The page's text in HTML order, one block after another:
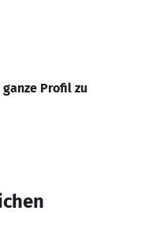
Profil zu